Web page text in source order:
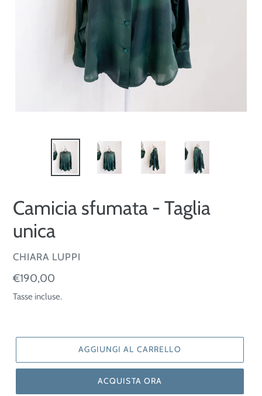
Camicia sfumata - Taglia
unica
VENDITORE
CHIARA LUPPI
Prezzo
di
€190,00
Tasse incluse.
AGGIUNGI AL CARRELLO
ACQUISTA ORA